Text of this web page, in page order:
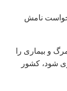
نامش
و بیماری را
شود، کشور